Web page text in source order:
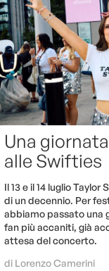
Una
alle Swifties
Il 13 e il 14 luglio
di un decennio. Per
abbiamo passato una
fan più accaniti, già
attesa del concerto.
di Lorenzo Camerini